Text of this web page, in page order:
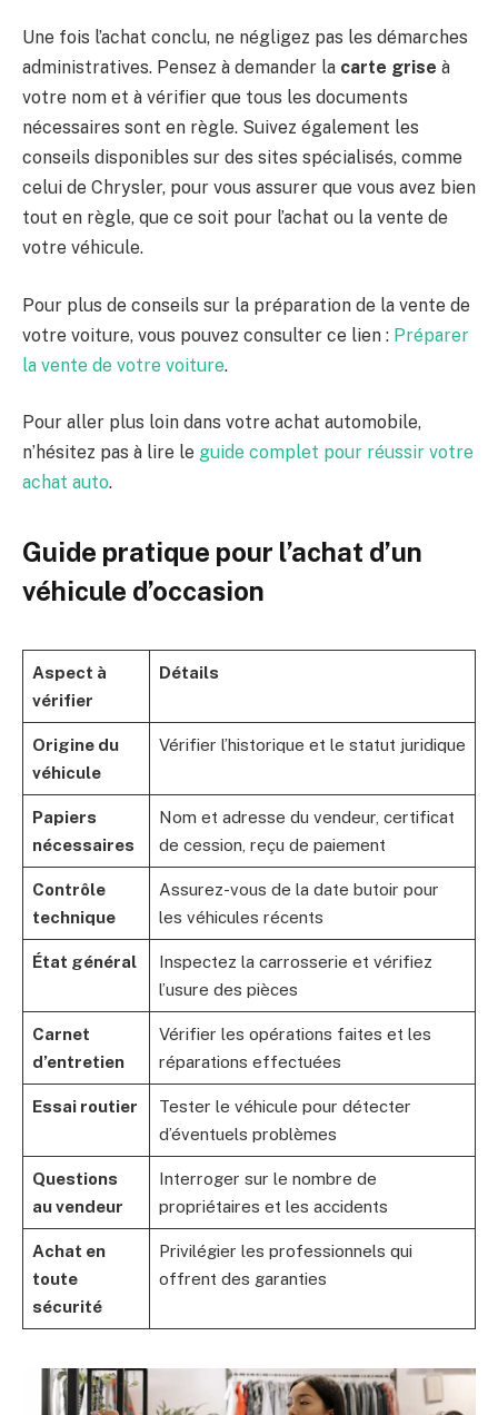
Une fois l’achat conclu, ne négligez pas les démarches
administratives. Pensez à demander la carte grise à
votre nom et à vérifier que tous les documents
nécessaires sont en règle. Suivez également les
conseils disponibles sur des sites spécialisés, comme
celui de Chrysler, pour vous assurer que vous avez bien
tout en règle, que ce soit pour l’achat ou la vente de
votre véhicule.
Pour plus de conseils sur la préparation de la vente de
votre voiture, vous pouvez consulter ce lien : Préparer
la vente de votre voiture.
Pour aller plus loin dans votre achat automobile,
n’hésitez pas à lire le guide complet pour réussir votre
achat auto.
Guide pratique pour l’achat d’un
véhicule d’occasion
Aspect à
vérifier
Détails
Origine du
véhicule
Vérifier l’historique et le statut juridique
Papiers
nécessaires
Nom et adresse du vendeur, certificat
de cession, reçu de paiement
Contrôle
technique
Assurez-vous de la date butoir pour
les véhicules récents
État général
Inspectez la carrosserie et vérifiez
l’usure des pièces
Carnet
d’entretien
Vérifier les opérations faites et les
réparations effectuées
Essai routier
Tester le véhicule pour détecter
d’éventuels problèmes
Questions
au vendeur
Interroger sur le nombre de
propriétaires et les accidents
Achat en
toute
sécurité
Privilégier les professionnels qui
offrent des garanties